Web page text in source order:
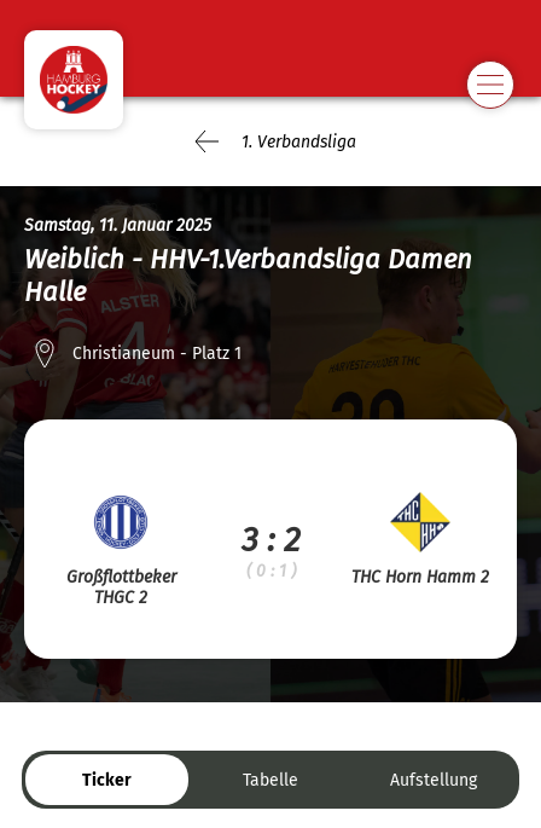
1. Verbandsliga
Samstag, 11. Januar 2025
Weiblich - HHV-1.Verbandsliga Damen
Halle
Christianeum - Platz 1
Großflottbeker
THGC 2
3 : 2
( 0 : 1 ) THC Horn Hamm 2
Ticker Tabelle Aufstellung